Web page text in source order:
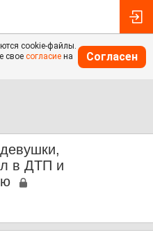
cookie-файлы.
свое согласие на
Согласен
в ДТП и